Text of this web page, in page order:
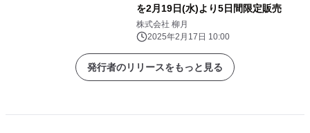
を2月19日(水)より5日間限定販売
株式会社 柳月
2025年2月17日 10:00
発行者のリリースをもっと見る